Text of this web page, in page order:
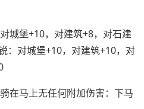
城堡+10，对建筑+8，对石建
：对城堡+10，对建筑+10，对
马上无任何附加伤害：下马